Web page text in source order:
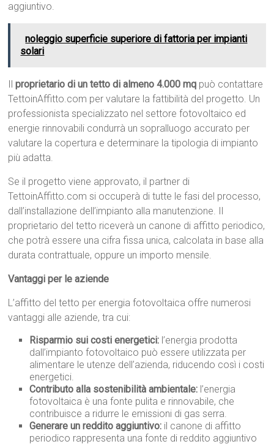
aggiuntivo.
noleggio superficie superiore di fattoria per impianti
solari
Ilproprietario di un tetto di almeno 4.000 mq può contattare
TettoinAffitto.com per valutare la fattibilità del progetto. Un
professionista specializzato nel settore fotovoltaico ed
energie rinnovabili condurrà un sopralluogo accurato per
valutare la copertura e determinare la tipologia di impianto
più adatta.
Se il progetto viene approvato, il partner di
TettoinAffitto.com si occuperà di tutte le fasi del processo,
dall’installazione dell’impianto alla manutenzione. Il
proprietario del tetto riceverà un canone di affitto periodico,
che potrà essere una cifra fissa unica, calcolata in base alla
durata contrattuale, oppure un importo mensile.
Vantaggi per le aziende
L’affitto del tetto per energia fotovoltaica offre numerosi
vantaggi alle aziende, tra cui:
Risparmio sui costi energetici: l’energia prodotta
dall’impianto fotovoltaico può essere utilizzata per
alimentare le utenze dell’azienda, riducendo così i costi
energetici.
Contributo alla sostenibilità ambientale: l’energia
fotovoltaica è una fonte pulita e rinnovabile, che
contribuisce a ridurre le emissioni di gas serra.
Generare un reddito aggiuntivo: il canone di affitto
periodico rappresenta una fonte di reddito aggiuntivo